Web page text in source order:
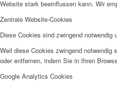
Website stark beeinflussen kann. Wir
Zentrale Website-Cookies
Diese Cookies sind zwingend
Weil diese Cookies zwingend
oder entfernen, indem Sie in Ihren
Google Analytics Cookies